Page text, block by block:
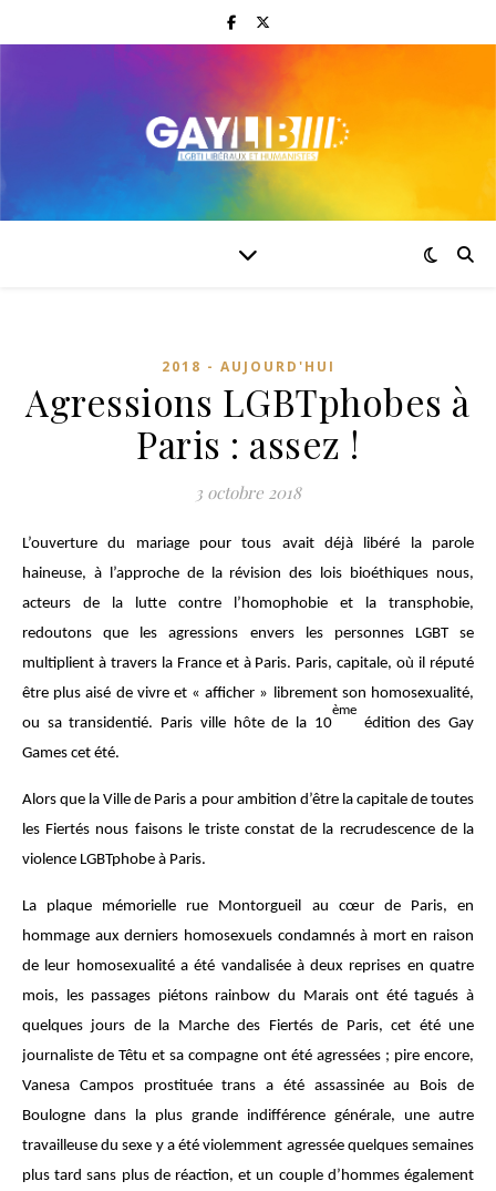
2018 - AUJOURD'HUI
Agressions LGBTphobes à
Paris : assez !
3 octobre 2018
L’ouverture du mariage pour tous avait déjà libéré la parole
haineuse, à l’approche de la révision des lois bioéthiques nous,
acteurs de la lutte contre l’homophobie et la transphobie,
redoutons que les agressions envers les personnes LGBT se
multiplient à travers la France et à Paris. Paris, capitale, où il réputé
être plus aisé de vivre et « afficher » librement son homosexualité,
ou sa transidentié. Paris ville hôte de la 10
ème
édition des Gay
Games cet été.
Alors que la Ville de Paris a pour ambition d’être la capitale de toutes
les Fiertés nous faisons le triste constat de la recrudescence de la
violence LGBTphobe à Paris.
La plaque mémorielle rue Montorgueil au cœur de Paris, en
hommage aux derniers homosexuels condamnés à mort en raison
de leur homosexualité a été vandalisée à deux reprises en quatre
mois, les passages piétons rainbow du Marais ont été tagués à
quelques jours de la Marche des Fiertés de Paris, cet été une
journaliste de Têtu et sa compagne ont été agressées ; pire encore,
Vanesa Campos prostituée trans a été assassinée au Bois de
Boulogne dans la plus grande indifférence générale, une autre
travailleuse du sexe y a été violemment agressée quelques semaines
plus tard sans plus de réaction, et un couple d’hommes également